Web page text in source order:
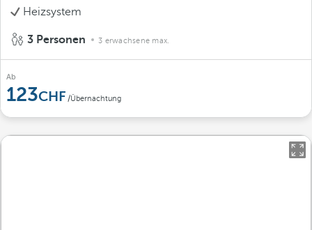
Heizsystem
3 Personen 3 erwachsene max.
Ab
123 /Übernachtung